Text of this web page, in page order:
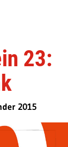
23:
2015